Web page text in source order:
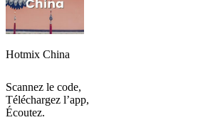
Hotmix China
Scannez le code,
Téléchargez l’app,
Écoutez.